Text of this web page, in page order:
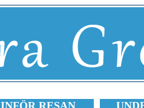
INFÖR RESAN